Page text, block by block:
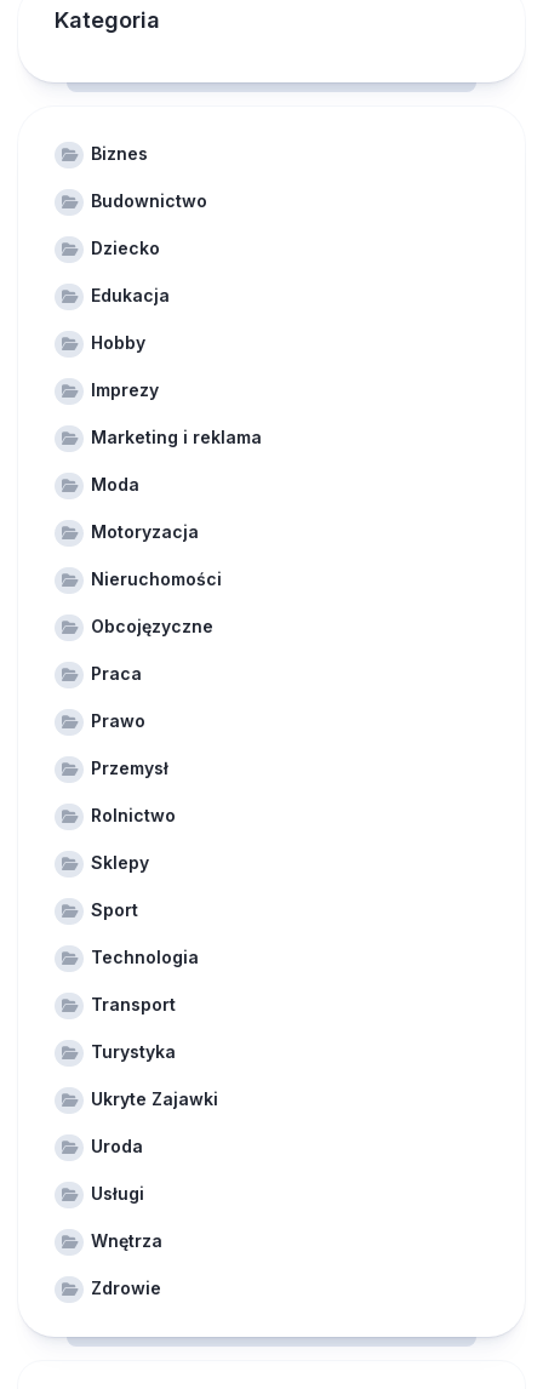
Kategoria
Biznes
Budownictwo
Dziecko
Edukacja
Hobby
Imprezy
Marketing i reklama
Moda
Motoryzacja
Nieruchomości
Obcojęzyczne
Praca
Prawo
Przemysł
Rolnictwo
Sklepy
Sport
Technologia
Transport
Turystyka
Ukryte Zajawki
Uroda
Usługi
Wnętrza
Zdrowie